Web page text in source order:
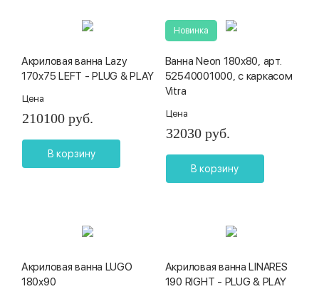
Акриловая ванна Lazy
170x75 LEFT - PLUG & PLAY
Цена
210100 руб.
В корзину
Новинка
Ванна Neon 180х80, арт.
52540001000, с каркасом
Vitra
Цена
32030 руб.
В корзину
Акриловая ванна LUGO
180x90
Акриловая ванна LINARES
190 RIGHT - PLUG & PLAY